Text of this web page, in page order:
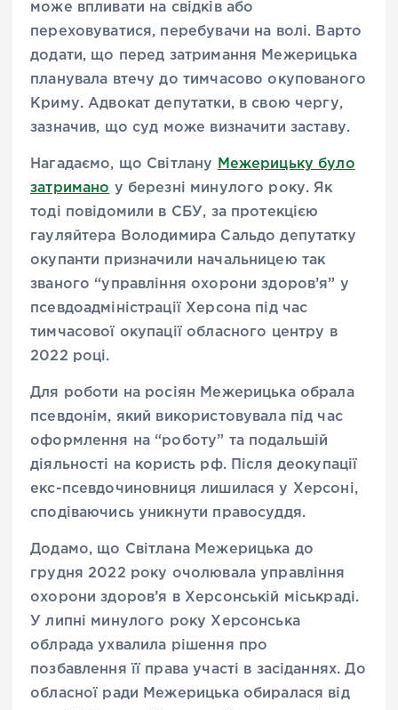
може впливати на свідків або
переховуватися, перебувачи на волі. Варто
додати, що перед затримання Межерицька
планувала втечу до тимчасово окупованого
Криму. Адвокат депутатки, в свою чергу,
зазначив, що суд може визначити заставу.
Нагадаємо, що Світлану
Межерицьку було
затримано у березні минулого року. Як
тоді повідомили в СБУ, за протекцією
гауляйтера Володимира Сальдо депутатку
окупанти призначили начальницею так
званого “управління охорони здоров’я” у
псевдоадміністрації Херсона під час
тимчасової окупації обласного центру в
2022 році.
Для роботи на росіян Межерицька обрала
псевдонім, який використовувала під час
оформлення на “роботу” та подальшій
діяльності на користь рф. Після деокупації
екс-псевдочиновниця лишилася у Херсоні,
сподіваючись уникнути правосуддя.
Додамо, що Світлана Межерицька до
грудня 2022 року очолювала управління
охорони здоров’я в Херсонській міськраді.
У липні минулого року Херсонська
облрада ухвалила рішення про
позбавлення її права участі в засіданнях. До
обласної ради Межерицька обиралася від